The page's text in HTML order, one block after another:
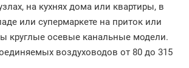
на кухнях дома или квартиры, в
или супермаркете на приток или
круглые осевые канальные модели.
воздуховодов от 80 до 315